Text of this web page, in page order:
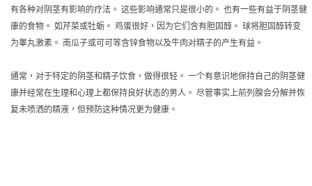
有各种对阴茎有影响的疗法。 这些影响通常只是很小的。 也有一些有益于阴茎健
康的食物。 如芹菜或牡蛎。 鸡蛋很好，因为它们含有胆固醇。 球将胆固醇转变
为睾丸激素。 南瓜子或可可等含锌食物以及牛肉对精子的产生有益。
通常，对于特定的阴茎和精子饮食，做得很轻。 一个有意识地保持自己的阴茎健
康并经常在生理和心理上都保持良好状态的男人。 尽管事实上前列腺会分解并恢
复未喷洒的精液，但预防这种情况更为健康。